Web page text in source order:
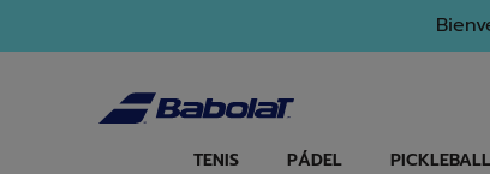
TENIS PÁDEL PICKLEBALL